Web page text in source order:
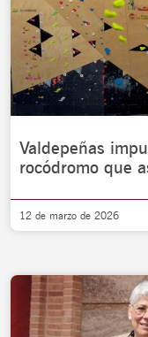
Valdepeñas
rocódromo que
12 de marzo de 2026